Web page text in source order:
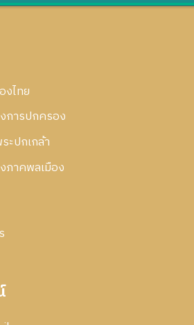
งไทย
การปกครอง
ะปกเกล้า
ภาคพลเมือง